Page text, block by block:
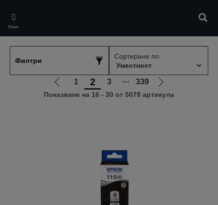
main
content
Меню
Филтри
Сортиране по:
Отиди
на
1 2 3 ⋯ 339
Отиди
на
Показване на 16 - 30 от 5078 артикула